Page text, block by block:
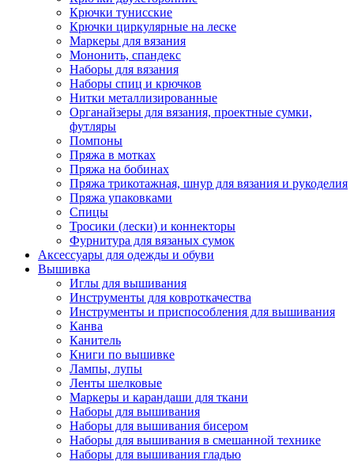
Крючки тунисские
Крючки циркулярные на леске
Маркеры для вязания
Мононить, спандекс
Наборы для вязания
Наборы спиц и крючков
Нитки металлизированные
Органайзеры для вязания, проектные сумки,
футляры
Помпоны
Пряжа в мотках
Пряжа на бобинах
Пряжа трикотажная, шнур для вязания и рукоделия
Пряжа упаковками
Спицы
Тросики (лески) и коннекторы
Фурнитура для вязаных сумок
Аксессуары для одежды и обуви
Вышивка
Иглы для вышивания
Инструменты для ковроткачества
Инструменты и приспособления для вышивания
Канва
Канитель
Книги по вышивке
Лампы, лупы
Ленты шелковые
Маркеры и карандаши для ткани
Наборы для вышивания
Наборы для вышивания бисером
Наборы для вышивания в смешанной технике
Наборы для вышивания гладью